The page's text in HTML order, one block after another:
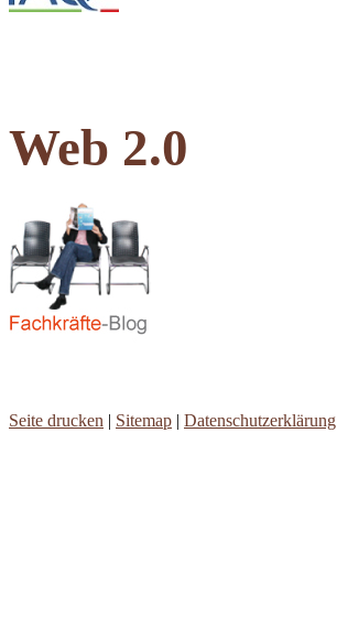
Web 2.0
Seite drucken | Sitemap | Datenschutzerklärung